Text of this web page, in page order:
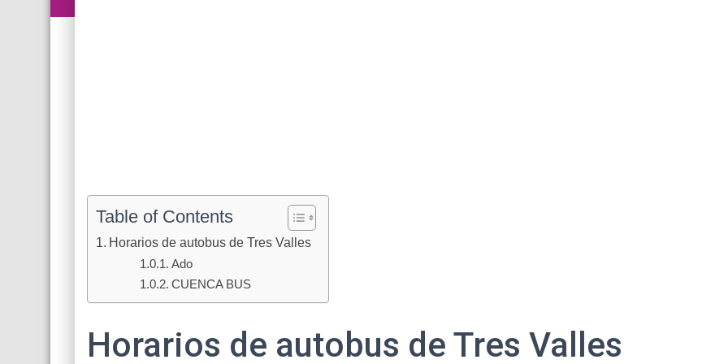
Table of Contents
Horarios de autobus de Tres Valles
Ado
CUENCA BUS
Horarios de autobus de Tres Valles